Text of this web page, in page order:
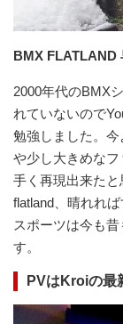
BMX FLATLAND
2000年代のBMX
れていないので
勉強しました。
や少し大きめな
手く再現出来た
flatland、晴れれ
スポーツは今も
す。
PVはKroiの最